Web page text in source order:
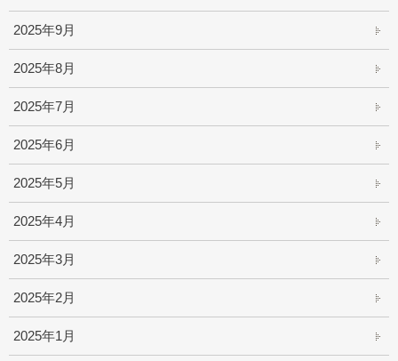
2025年9月
2025年8月
2025年7月
2025年6月
2025年5月
2025年4月
2025年3月
2025年2月
2025年1月